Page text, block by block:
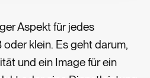
Aspekt für jedes
klein. Es geht darum,
und ein Image für ein